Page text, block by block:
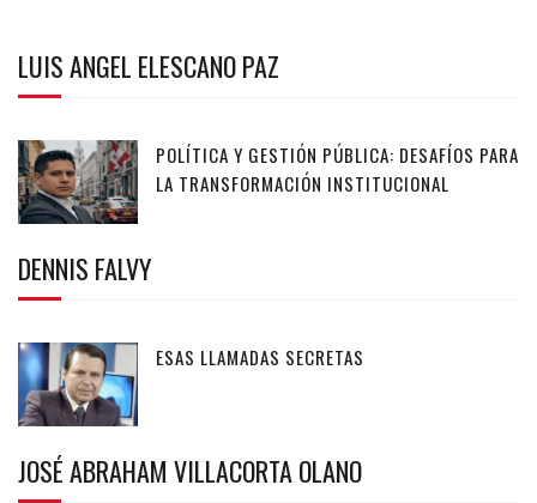
LUIS ANGEL ELESCANO PAZ
POLÍTICA Y GESTIÓN PÚBLICA: DESAFÍOS PARA
LA TRANSFORMACIÓN INSTITUCIONAL
DENNIS FALVY
ESAS LLAMADAS SECRETAS
JOSÉ ABRAHAM VILLACORTA OLANO